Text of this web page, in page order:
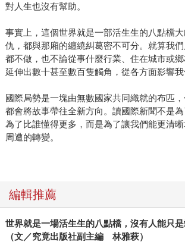
對人生也沒有幫助。
事實上，這個世界就是一部活生生的八點檔
仇，都與那廂的纏繞糾葛密不可分。就算我
都不做，也不論從事什麼行業、住在城市或
延伸出數十甚至數百隻觸角，從各方面影響我
國際局勢是一塊由無數國家共同織就的布匹
都會將故事帶往全新方向。讀國際新聞不是
為了比誰懂得更多，而是為了讓我們能更清
周遭的轉變。
編輯推薦
世界就是一場活生生的八點檔，沒有人能只
（文／究竟出版社副主編 林雅萩）